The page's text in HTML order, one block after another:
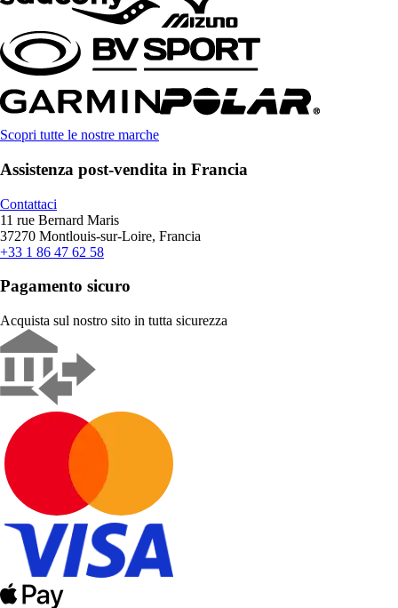
Scopri tutte le nostre marche
Assistenza post-vendita in Francia
Contattaci
11 rue Bernard Maris
37270 Montlouis-sur-Loire, Francia
+33 1 86 47 62 58
Pagamento sicuro
Acquista sul nostro sito in tutta sicurezza